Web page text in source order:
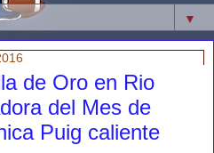
▼
de Oro en Rio
del Mes de
Puig caliente